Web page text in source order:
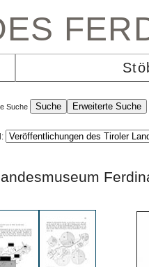
Suche
Landesmuseum